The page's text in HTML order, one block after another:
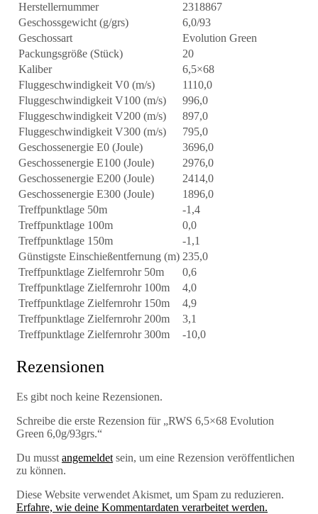
Herstellernummer
2318867
Geschossgewicht (g/grs)
6,0/93
Geschossart
Evolution Green
Packungsgröße (Stück)
20
Kaliber
6,5×68
Fluggeschwindigkeit V0 (m/s)
1110,0
Fluggeschwindigkeit V100 (m/s)
996,0
Fluggeschwindigkeit V200 (m/s)
897,0
Fluggeschwindigkeit V300 (m/s)
795,0
Geschossenergie E0 (Joule)
3696,0
Geschossenergie E100 (Joule)
2976,0
Geschossenergie E200 (Joule)
2414,0
Geschossenergie E300 (Joule)
1896,0
Treffpunktlage 50m
-1,4
Treffpunktlage 100m
0,0
Treffpunktlage 150m
-1,1
Günstigste Einschießentfernung (m) 235,0
Treffpunktlage Zielfernrohr 50m
0,6
Treffpunktlage Zielfernrohr 100m
4,0
Treffpunktlage Zielfernrohr 150m
4,9
Treffpunktlage Zielfernrohr 200m
3,1
Treffpunktlage Zielfernrohr 300m
-10,0
Rezensionen
Es gibt noch keine Rezensionen.
Schreibe die erste Rezension für „RWS 6,5×68 Evolution
Green 6,0g/93grs.“
Du musst angemeldet sein, um eine Rezension veröffentlichen
zu können.
Diese Website verwendet Akismet, um Spam zu reduzieren.
Erfahre, wie deine Kommentardaten verarbeitet werden.